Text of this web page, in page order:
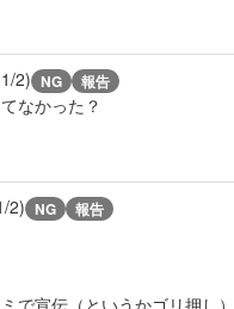
2) NG 報告
なかった？
2) NG 報告